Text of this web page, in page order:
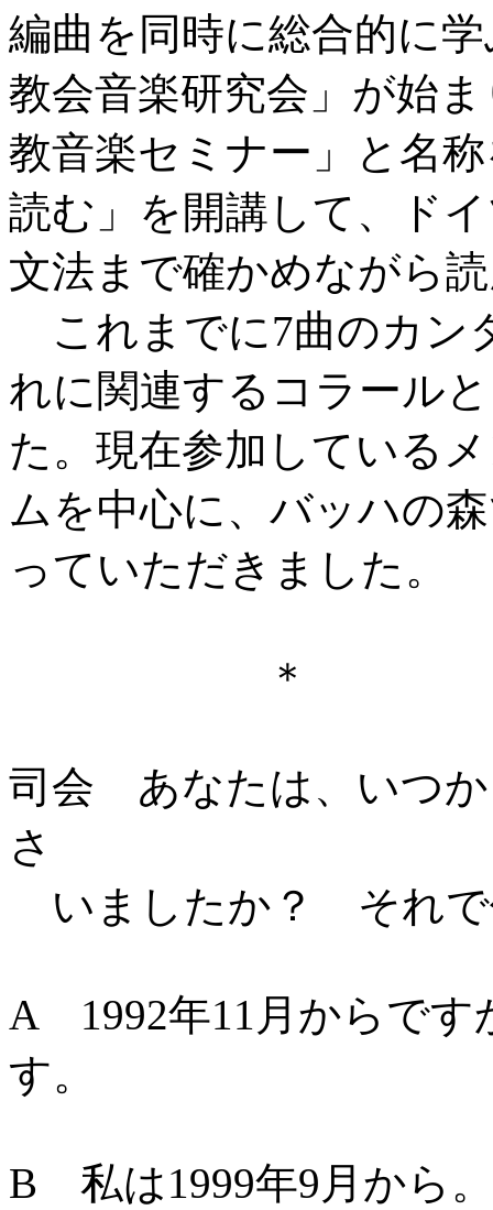
編曲を同時に総合的に
教会音楽研究会」が始
教音楽セミナー」と名
読む」を開講して、ド
文法まで確かめながら
これまでに7曲のカン
れに関連するコラール
た。現在参加している
ムを中心に、バッハの
っていただきました。
＊
司会 あなたは、いつか
さ
いましたか？ それで
A 1992年11月からです
す。
B 私は1999年9月から